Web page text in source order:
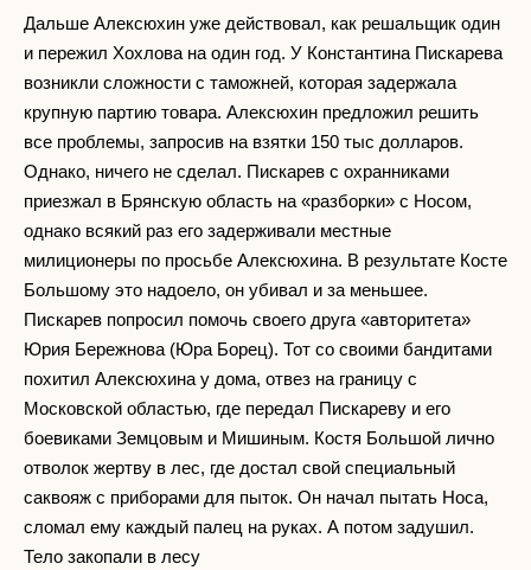
Дальше Алексюхин уже действовал, как решальщик один
и пережил Хохлова на один год. У Константина Пискарева
возникли сложности с таможней, которая задержала
крупную партию товара. Алексюхин предложил решить
все проблемы, запросив на взятки 150 тыс долларов.
Однако, ничего не сделал. Пискарев с охранниками
приезжал в Брянскую область на «разборки» с Носом,
однако всякий раз его задерживали местные
милиционеры по просьбе Алексюхина. В результате Косте
Большому это надоело, он убивал и за меньшее.
Пискарев попросил помочь своего друга «авторитета»
Юрия Бережнова (Юра Борец). Тот со своими бандитами
похитил Алексюхина у дома, отвез на границу с
Московской областью, где передал Пискареву и его
боевиками Земцовым и Мишиным. Костя Большой лично
отволок жертву в лес, где достал свой специальный
саквояж с приборами для пыток. Он начал пытать Носа,
сломал ему каждый палец на руках. А потом задушил.
Тело закопали в лесу